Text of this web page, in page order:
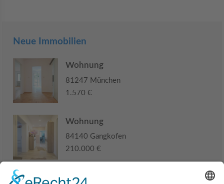
Neue Immobilien
Wohnung
81247 München
1.570 €
Wohnung
84140 Gangkofen
210.000 €
Haus